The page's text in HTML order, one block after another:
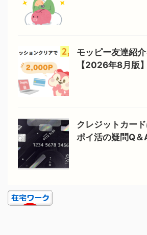
モッピー友達紹
【2026年8月版】
クレジットカー
ポイ活の疑問Q＆